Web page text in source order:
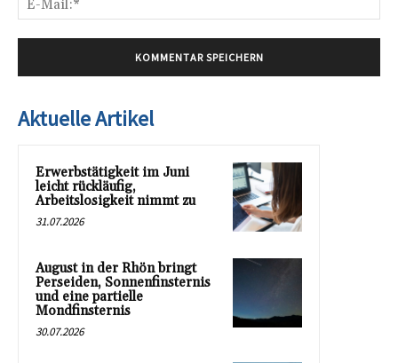
Aktuelle Artikel
Erwerbstätigkeit im Juni
leicht rückläufig,
Arbeitslosigkeit nimmt zu
31.07.2026
August in der Rhön bringt
Perseiden, Sonnenfinsternis
und eine partielle
Mondfinsternis
30.07.2026